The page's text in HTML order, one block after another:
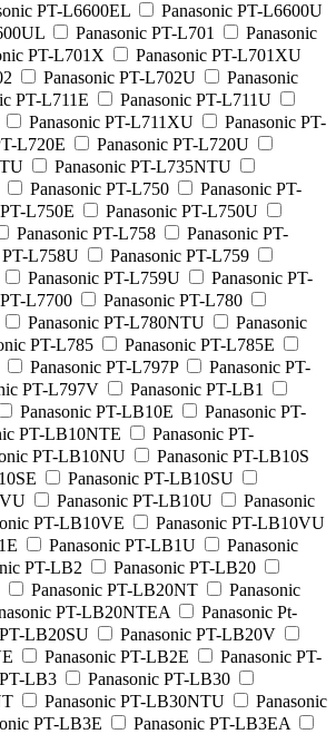
PT-L6600EL
Panasonic PT-L6600U
Panasonic PT-L701
Panasonic
PT-L701X
Panasonic PT-L701XU
Panasonic PT-L702U
Panasonic
PT-L711E
Panasonic PT-L711U
Panasonic PT-L711XU
Panasonic PT-
L720E
Panasonic PT-L720U
Panasonic PT-L735NTU
Panasonic PT-L750
Panasonic PT-
L750E
Panasonic PT-L750U
Panasonic PT-L758
Panasonic PT-
PT-L758U
Panasonic PT-L759
Panasonic PT-L759U
Panasonic PT-
L7700
Panasonic PT-L780
Panasonic PT-L780NTU
Panasonic
PT-L785
Panasonic PT-L785E
Panasonic PT-L797P
Panasonic PT-
PT-L797V
Panasonic PT-LB1
Panasonic PT-LB10E
Panasonic PT-
PT-LB10NTE
Panasonic PT-
PT-LB10NU
Panasonic PT-LB10S
Panasonic PT-LB10SU
Panasonic PT-LB10U
Panasonic
PT-LB10VE
Panasonic PT-LB10VU
Panasonic PT-LB1U
Panasonic
PT-LB2
Panasonic PT-LB20
Panasonic PT-LB20NT
Panasonic
PT-LB20NTEA
Panasonic Pt-
LB20SU
Panasonic PT-LB20V
Panasonic PT-LB2E
Panasonic PT-
LB3
Panasonic PT-LB30
Panasonic PT-LB30NTU
Panasonic
PT-LB3E
Panasonic PT-LB3EA